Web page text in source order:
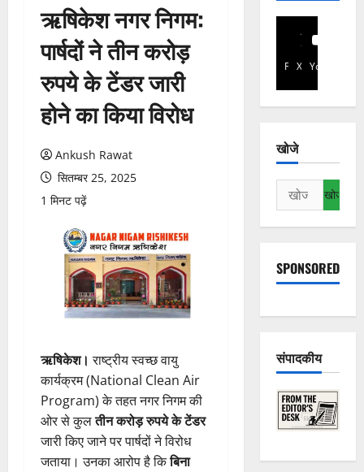
ऋषिकेश नगर निगम:
पार्षदों ने तीन करोड़
रुपये के टेंडर जारी
होने का किया विरोध
Ankush Rawat
सितम्बर 25, 2025
1 मिनट पढ़ें
ऋषिकेश। राष्ट्रीय स्वच्छ वायु
कार्यक्रम (National Clean Air
Program) के तहत नगर निगम की
ओर से कुलतीन करोड़ रुपये के टेंडर
जारी किए जाने पर पार्षदों ने विरोध
जताया। उनका आरोप है किबिना
Facebook
X YouTube
खोजे
निम्न
को
खोजें:
SPONSORED
संपादकीय